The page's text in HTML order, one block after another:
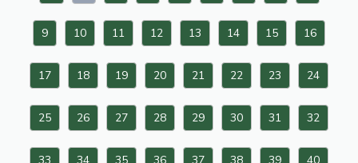
9 10 11 12 13 14 15 16
17 18 19 20 21 22 23 24
25 26 27 28 29 30 31 32